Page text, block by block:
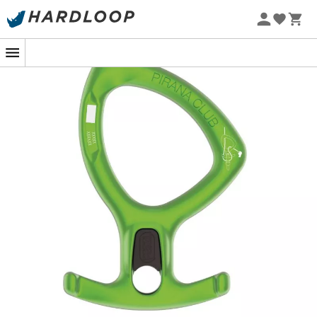
Promos d'été 🔥 -5 % EXTRA dès 2 produits* code Summer5
ou gaucher.
, tout en restant solidement attaché à votre
harnais pour éviter toute perte accidentelle. Cette
attention aux détails facilite l’expérience des débutants
tout en assurant une
sécurité maximale, indispensable
pour profiter pleinement de votre aventure en canyon.
Le Pirana Club est ainsi l'outil parfait pour ceux qui
cherchent à découvrir le canyoning ou à partager cette
passion en toute sécurité.
Descendeur à freinage modulable conçu pour les
usages collectifs ou pour la découverte du
canyoning :
Trois installations de corde possibles pour choisir le